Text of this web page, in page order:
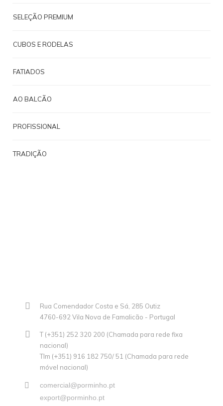
SELEÇÃO PREMIUM
CUBOS E RODELAS
FATIADOS
AO BALCÃO
PROFISSIONAL
TRADIÇÃO
Rua Comendador Costa e Sá, 285 Outiz
4760-692 Vila Nova de Famalicão - Portugal
T (+351) 252 320 200 (Chamada para rede fixa
nacional)
Tlm (+351) 916 182 750/ 51 (Chamada para rede
móvel nacional)
comercial@porminho.pt
export@porminho.pt